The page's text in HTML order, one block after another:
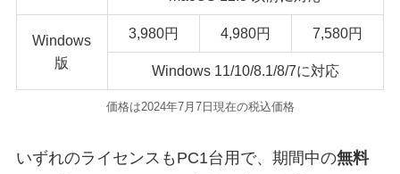
Windows
版
3,980円 4,980円 7,580円
Windows 11/10/8.1/8/7に対応
価格は2024年7月7日現在の税込価格
いずれのライセンスもPC1台用で、期間中の無料